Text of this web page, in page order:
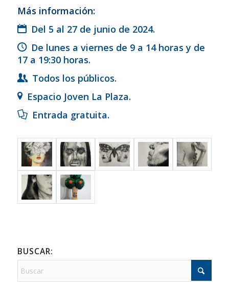
Más información:
Del 5 al 27 de junio de 2024.
De lunes a viernes de 9 a 14 horas y de
17 a 19:30 horas.
Todos los públicos.
Espacio Joven La Plaza.
Entrada gratuita.
BUSCAR: